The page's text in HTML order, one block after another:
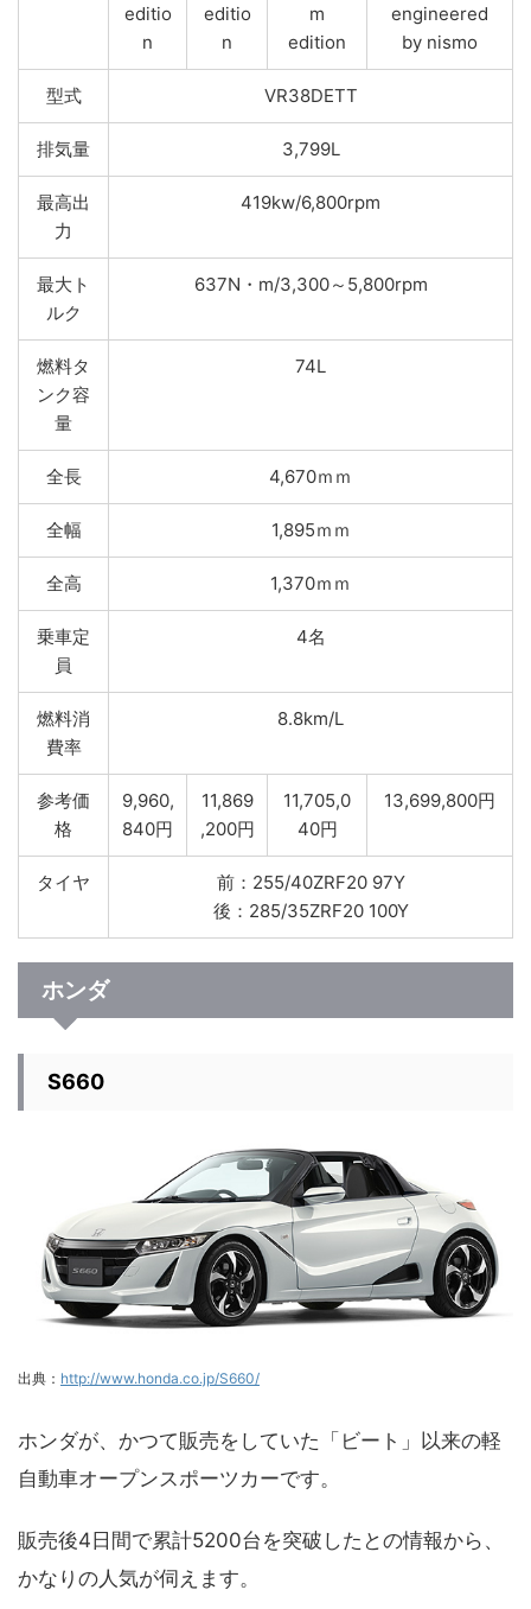
editio
n
editio
n
m
edition
engineered
by nismo
型式 VR38DETT
排気量 3,799L
最高出
力
419kw/6,800rpm
最大ト
ルク
637N・m/3,300～5,800rpm
燃料タ
ンク容
量
74L
全長 4,670ｍｍ
全幅 1,895ｍｍ
全高 1,370ｍｍ
乗車定
員
4名
燃料消
費率
8.8km/L
参考価
格
9,960,
840円
11,869
,200円
11,705,0
40円
13,699,800円
タイヤ
前：255/40ZRF20 97Y
後：285/35ZRF20 100Y
ホンダ
S660
出典： http://www.honda.co.jp/S660/
ホンダが、かつて販売をしていた「ビート」以来の軽
自動車オープンスポーツカーです。
販売後4日間で累計5200台を突破したとの情報から、
かなりの人気が伺えます。